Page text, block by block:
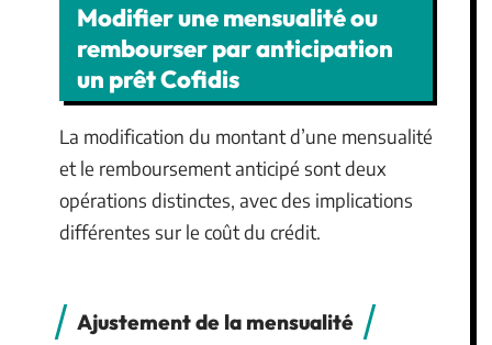
Modifier une mensualité ou
rembourser par anticipation
un prêt Cofidis
La modification du montant d’une mensualité
et le remboursement anticipé sont deux
opérations distinctes, avec des implications
différentes sur le coût du crédit.
Ajustement de la mensualité